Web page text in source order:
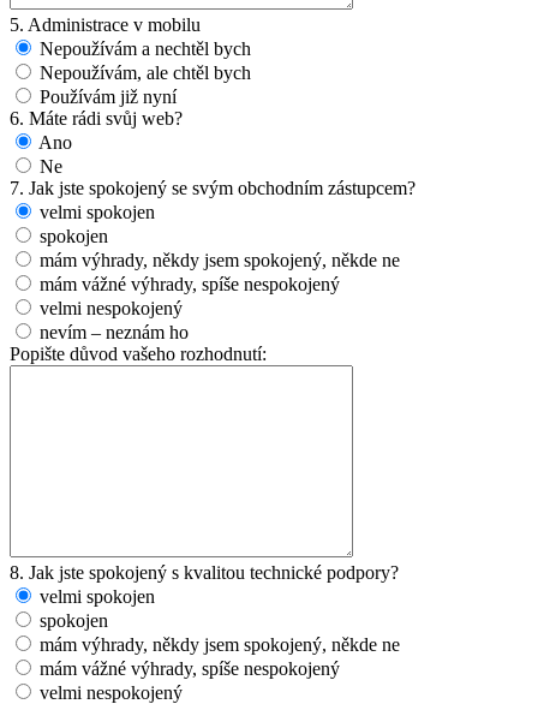
5. Administrace v mobilu
Nepoužívám a nechtěl bych
Nepoužívám, ale chtěl bych
Používám již nyní
6. Máte rádi svůj web?
Ano
Ne
7. Jak jste spokojený se svým obchodním zástupcem?
velmi spokojen
spokojen
mám výhrady, někdy jsem spokojený, někde ne
mám vážné výhrady, spíše nespokojený
velmi nespokojený
nevím – neznám ho
Popište důvod vašeho rozhodnutí:
8. Jak jste spokojený s kvalitou technické podpory?
velmi spokojen
spokojen
mám výhrady, někdy jsem spokojený, někde ne
mám vážné výhrady, spíše nespokojený
velmi nespokojený